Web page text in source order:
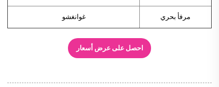
مرفأ بحري غوانغشو
احصل على عرض أسعار